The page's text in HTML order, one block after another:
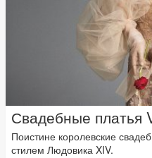
Свадебные платья
Поистине королевские
стилем Людовика XIV.